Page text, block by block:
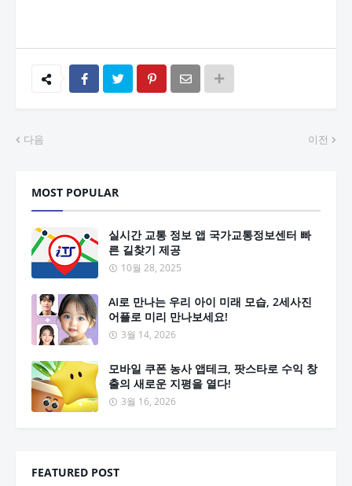
다음 이전
MOST POPULAR
실시간 교통 정보 앱 국가교통정보센터 빠
른 길찾기 제공
10월 28, 2025
AI로 만나는 우리 아이 미래 모습, 2세사진
어플로 미리 만나보세요!
3월 14, 2026
모바일 쿠폰 농사 앱테크, 팟스타로 수익 창
출의 새로운 지평을 열다!
3월 16, 2026
FEATURED POST